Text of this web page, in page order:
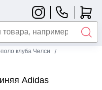
клуба Челси
Adidas